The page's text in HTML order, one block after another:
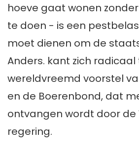
hoeve gaat wonen
te doen - is een
moet dienen om de
Anders. kant zich
wereldvreemd voorstel
en de Boerenbond, dat
ontvangen wordt door de
regering.